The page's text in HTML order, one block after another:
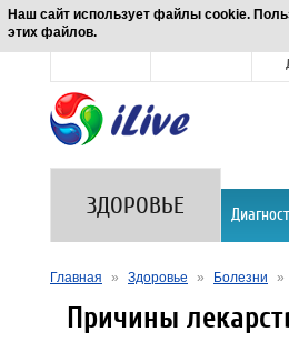
Наш сайт использует файлы cookie.
этих файлов.Новости
ЗДОРОВЬЕ
Главная » Здоровье » Болезни »
Причины